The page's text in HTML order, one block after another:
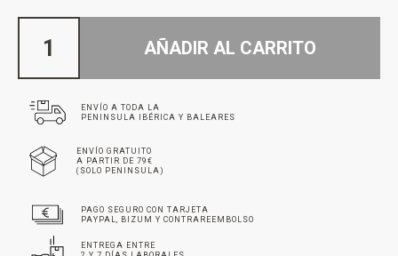
AÑADIR AL CARRITO
ENVÍO A TODA LA
PENINSULA IBÉRICA Y BALEARES
ENVÍO GRATUITO
A PARTIR DE 79€
(SOLO PENINSULA)
PAGO SEGURO CON TARJETA
PAYPAL, BIZUM Y CONTRAREEMBOLSO
ENTREGA ENTRE